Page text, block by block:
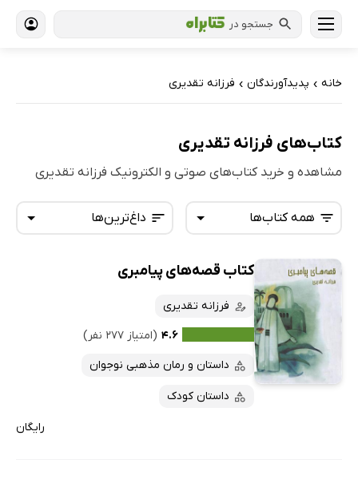
جستجو در
خانه › پدیدآورندگان › فرزانه تقدیری
کتاب‌های فرزانه تقدیری
مشاهده و خرید کتاب‌های صوتی و الکترونیک فرزانه تقدیری
داغ‌ترین‌ها
تازه‌ها
پرفروش‌ها
پربحث‌ها
همه کتاب‌ها
همه کتاب‌ها
کتاب‌های صوتی
کتاب‌های متنی
کتاب قصه‌های پیامبری
فرزانه تقدیری
۴.۶ (امتیاز ۲۷۷ نفر)
داستان و رمان مذهبی نوجوان
داستان کودک
رایگان